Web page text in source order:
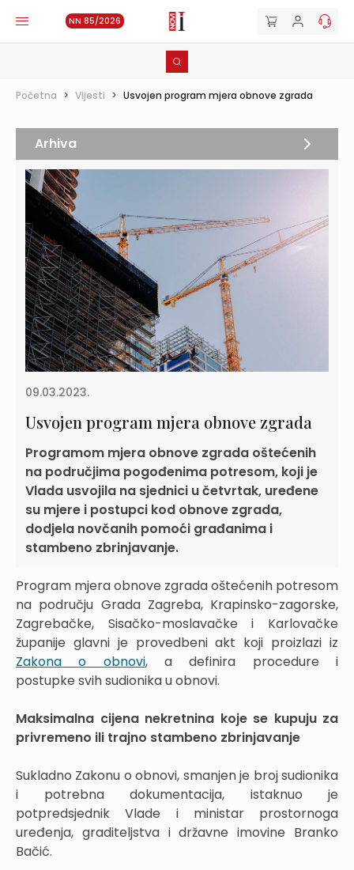
NN 85/2026
Početna > Vijesti > Usvojen program mjera obnove zgrada
09.03.2023.
Usvojen program mjera obnove zgrada
Programom mjera obnove zgrada oštećenih
na područjima pogođenima potresom, koji je
Vlada usvojila na sjednici u četvrtak, uređene
su mjere i postupci kod obnove zgrada,
dodjela novčanih pomoći građanima i
stambeno zbrinjavanje.
Program mjera obnove zgrada oštećenih potresom
na području Grada Zagreba, Krapinsko-zagorske,
Zagrebačke, Sisačko-moslavačke i Karlovačke
županije glavni je provedbeni akt koji proizlazi iz
Zakona o obnovi, a definira procedure i
postupke svih sudionika u obnovi.
Maksimalna cijena nekretnina koje se kupuju za
privremeno ili trajno stambeno zbrinjavanje
Sukladno Zakonu o obnovi, smanjen je broj sudionika
i potrebna dokumentacija, istaknuo je
potpredsjednik Vlade i ministar prostornoga
uređenja, graditeljstva i državne imovine Branko
Bačić.
Arhiva